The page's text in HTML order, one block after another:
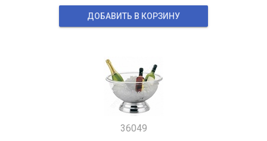
ДОБАВИТЬ В КОРЗИНУ
36049